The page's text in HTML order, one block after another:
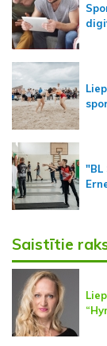
"BL
Saistītie